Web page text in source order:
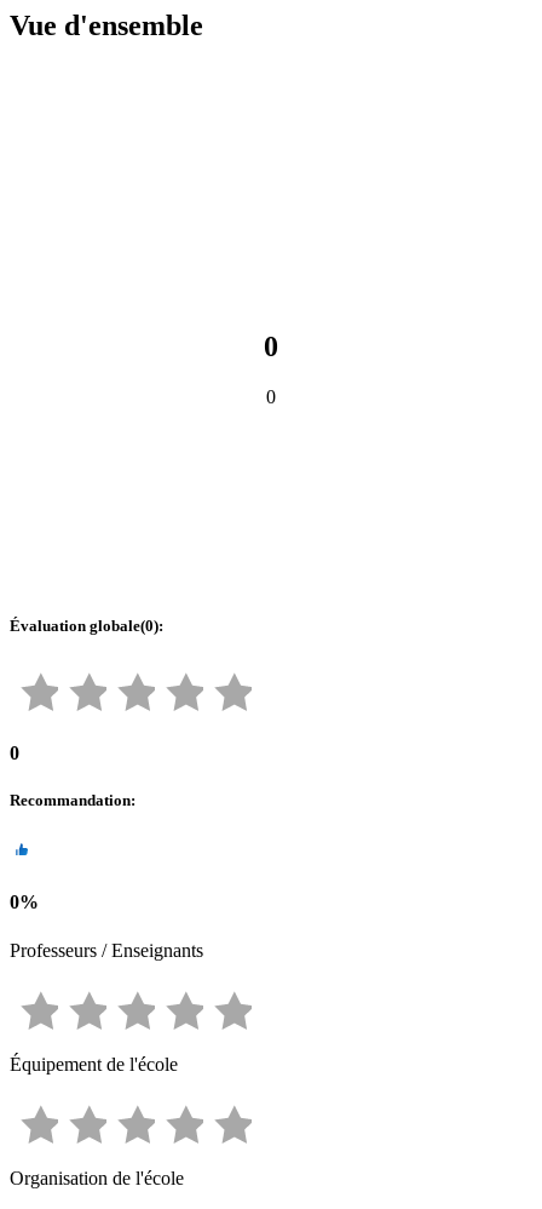
Vue d'ensemble
0
0
Évaluation globale(0):
0
Recommandation:
0%
Professeurs / Enseignants
Équipement de l'école
Organisation de l'école